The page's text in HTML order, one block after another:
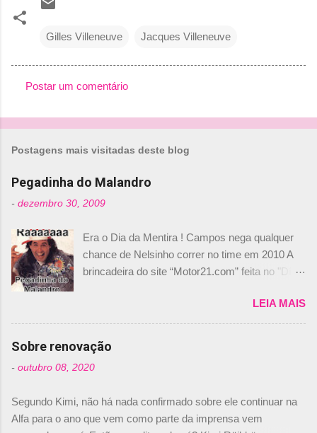
Gilles Villeneuve Jacques Villeneuve
o
n
t
r
i
o
Postar um comentário
Postagens mais visitadas deste blog
Pegadinha do Malandro
- dezembro 30, 2009
Era o Dia da Mentira ! Campos nega qualquer
chance de Nelsinho correr no time em 2010 A
brincadeira do site “Motor21.com” feita no "Día
de abril –, afirmando que Nelson Piquet havia
comprado 15% das ações da Campos, dando,
com isso, um lugar no time a Nelsinho Piquet,
foi esclarecida de uma vez por todas por
Daniele Audetto, diretor da escuderia. O
não será o companheiro de Bruno Senna em
2010. "Na verdade, nós recebemos uma oferta
LEIA MAIS
Sobre renovação
- outubro 08, 2020
Segundo Kimi, não há nada confirmado sobre ele continuar na
Alfa para o ano que vem como parte da imprensa vem